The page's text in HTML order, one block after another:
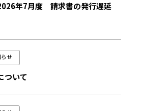
年7月度 請求書の発行遅延
せ
ついて